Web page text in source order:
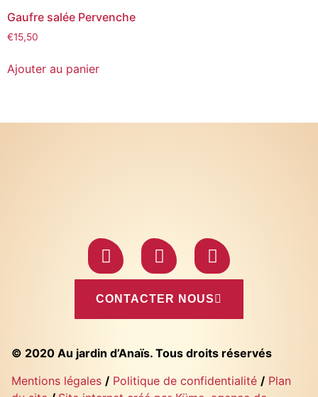
Gaufre salée Pervenche
€15,50
Ajouter au panier
CONTACTER NOUS
© 2020 Au jardin d’Anaïs. Tous droits réservés
Mentions légales / Politique de confidentialité / Plan